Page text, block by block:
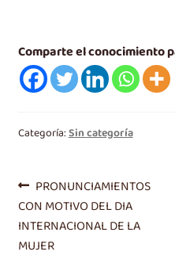
Comparte el conocimiento
Categoría:Sin categoría
Navegación
de
entradas
Entrada
anterior:
PRONUNCIAMIENTOS
CON MOTIVO DEL DIA
INTERNACIONAL DE LA
MUJER